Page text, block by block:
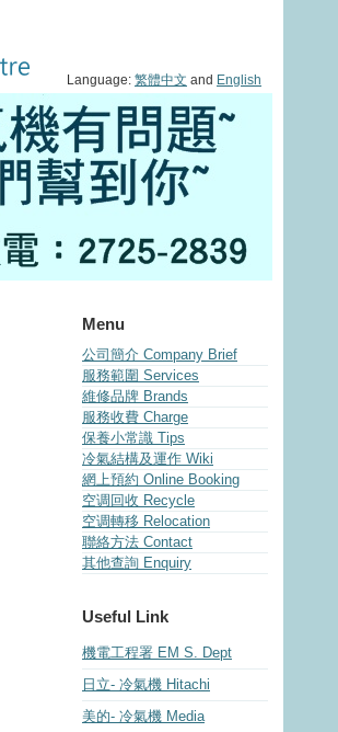
Language: 繁體中文 and English
Menu
公司簡介 Company Brief
服務範圍 Services
維修品牌 Brands
服務收費 Charge
保養小常識 Tips
冷氣結構及運作 Wiki
網上預約 Online Booking
空调回收 Recycle
空调轉移 Relocation
聯絡方法 Contact
其他查詢 Enquiry
Useful Link
機電工程署 EM S. Dept
日立- 冷氣機 Hitachi
美的- 冷氣機 Media